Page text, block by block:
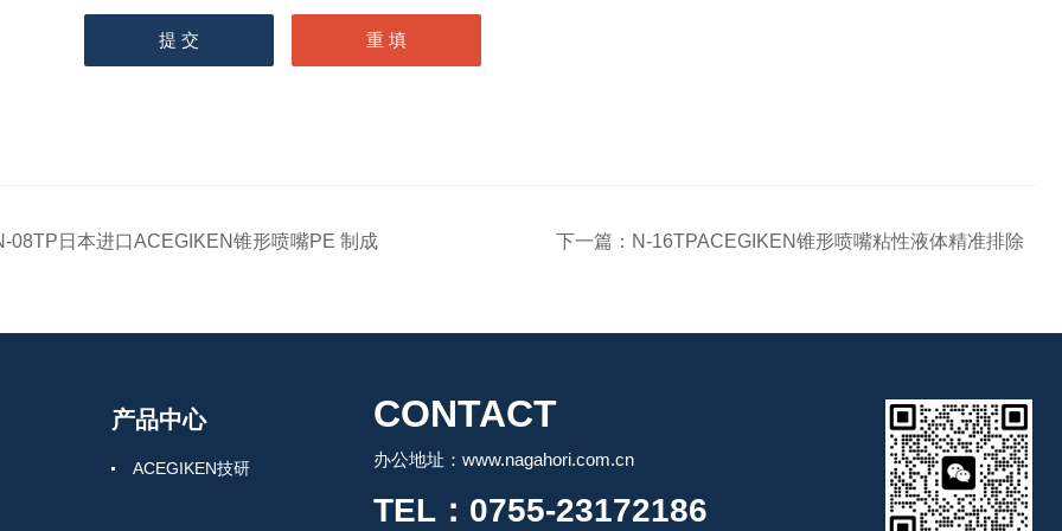
08TP日本进口ACEGIKEN锥形喷嘴PE 制成 下一篇： N-16TPACEGIKEN锥形喷嘴粘性液体精准排除
产品中心
ACEGIKEN技研
CONTACT
办公地址：www.nagahori.com.cn
TEL：0755-23172186